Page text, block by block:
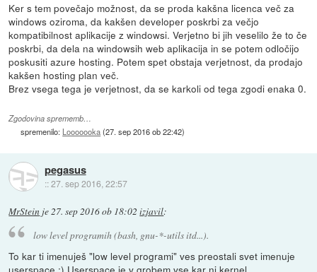
Ker s tem povečajo možnost, da se proda kakšna licenca več za
windows oziroma, da kakšen developer poskrbi za večjo
kompatibilnost aplikacije z windowsi. Verjetno bi jih veselilo že to če
poskrbi, da dela na windowsih web aplikacija in se potem odločijo
poskusiti azure hosting. Potem spet obstaja verjetnost, da prodajo
kakšen hosting plan več.
Brez vsega tega je verjetnost, da se karkoli od tega zgodi enaka 0.
Zgodovina sprememb…
spremenilo: Looooooka(27. sep 2016 ob 22:42)
pegasus
::27. sep 2016, 22:57
MrStein je27. sep 2016 ob 18:02 izjavil:
low level programih (bash, gnu-*-utils itd...).
To kar ti imenuješ "low level programi" ves preostali svet imenuje
userspace ;) Userspace je v grobem vse kar ni kernel.